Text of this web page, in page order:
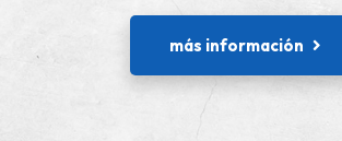
más información